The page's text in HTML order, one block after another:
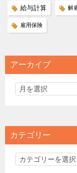
給与計算 解
雇用保険
アーカイブ
カテゴリー
カ